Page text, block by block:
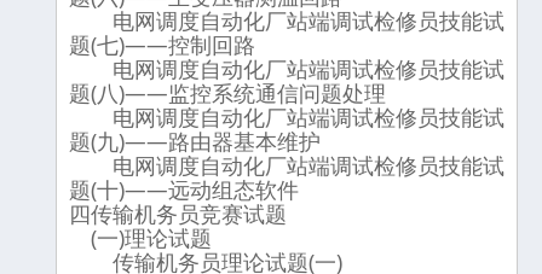
电网调度自动化厂站端调试检修员技能试
题(七)——控制回路
电网调度自动化厂站端调试检修员技能试
题(八)——监控系统通信问题处理
电网调度自动化厂站端调试检修员技能试
题(九)——路由器基本维护
电网调度自动化厂站端调试检修员技能试
题(十)——远动组态软件
四传输机务员竞赛试题
(一)理论试题
传输机务员理论试题(一)